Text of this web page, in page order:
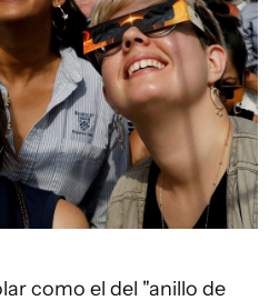
como el del "anillo de